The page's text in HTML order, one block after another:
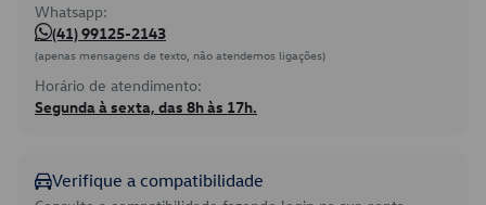
Whatsapp:
(41) 99125-2143
(apenas mensagens de texto, não atendemos ligações)
Horário de atendimento:
Segunda à sexta, das 8h às 17h.
Verifique a compatibilidade